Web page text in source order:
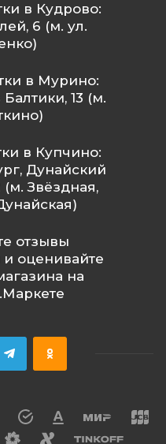
в Кудрово:
6 (м. ул.
в Мурино:
13 (м.
в Купчино:
Дунайский
(м. Звёздная,